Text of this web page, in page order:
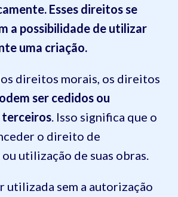
Esses direitos se
a possibilidade de utilizar
uma criação.
direitos morais, os direitos
ser cedidos ou
. Isso significa que o
o direito de
utilização de suas obras.
utilizada sem a autorização